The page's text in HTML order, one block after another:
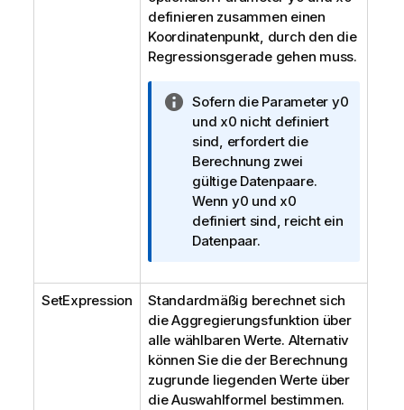
definieren zusammen einen
Koordinatenpunkt, durch den die
Regressionsgerade gehen muss.
I
n
f
o
r
m
a
t
o
n
s
h
i
n
w
Sofern die Parameter y0
und x0 nicht definiert
sind, erfordert die
Berechnung zwei
gültige Datenpaare.
Wenn y0 und x0
definiert sind, reicht ein
Datenpaar.
SetExpression
Standardmäßig berechnet sich
die Aggregierungsfunktion über
alle wählbaren Werte. Alternativ
können Sie die der Berechnung
zugrunde liegenden Werte über
die Auswahlformel bestimmen.